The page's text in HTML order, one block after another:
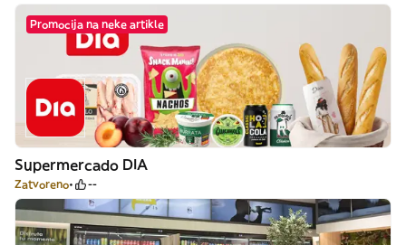
Promocija na neke artikle
Supermercado DIA
Zatvoreno --